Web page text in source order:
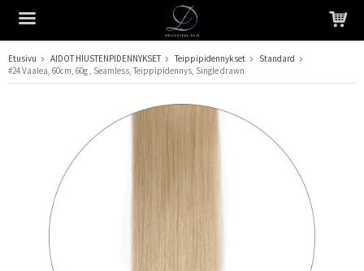
Tuote on lisätty ostoskoriin
Etusivu AIDOT HIUSTENPIDENNYKSET Teippipidennykset
Standard
#24 Vaalea, 60cm, 60g , Seamless, Teippipidennys, Single drawn